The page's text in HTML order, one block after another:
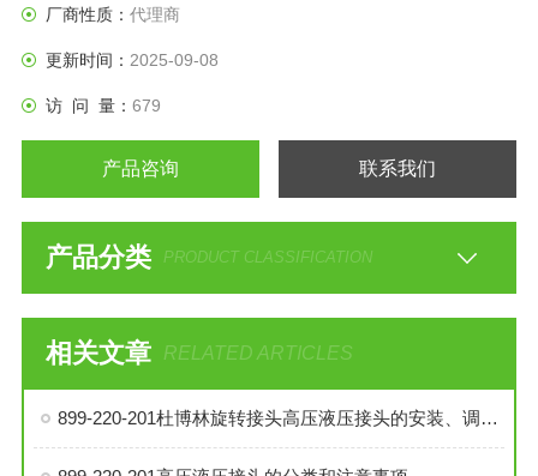
厂商性质： 代理商
更新时间： 2025-09-08
访 问 量： 679
产品咨询 联系我们
产品分类 PRODUCT CLASSIFICATION
相关文章 RELATED ARTICLES
899-220-201杜博林旋转接头高压液压接头的安装、调试与维护技巧